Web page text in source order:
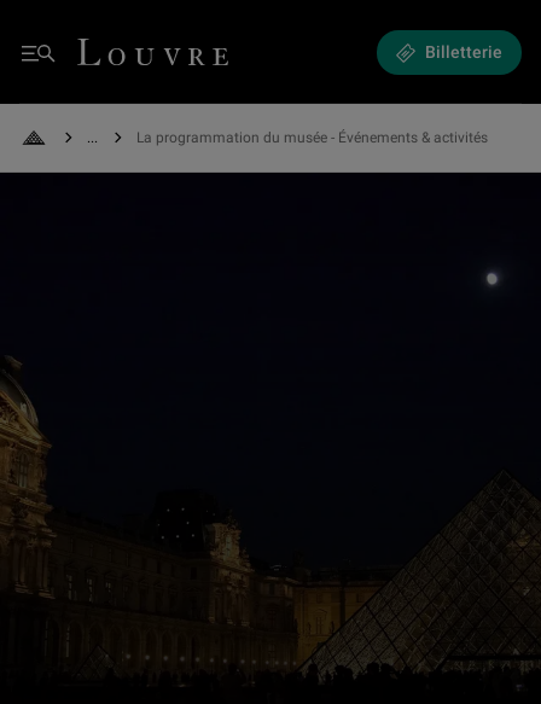
Menu
Louvre - Retour à l'accueil Billetterie
Retour à l'accueil
See all breadcrumbs
La programmation du musée - Événements & activités